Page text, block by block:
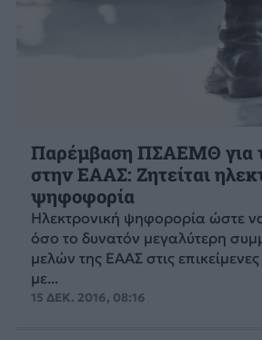
Παρέμβαση ΠΣΑΕΜΘ για
στην ΕΑΑΣ: Ζητείται
ψηφοφορία
Ηλεκτρονική ψηφορορία ώστε να
όσο το δυνατόν μεγαλύτερη
μελών της ΕΑΑΣ στις
με...
15 ΔΕΚ. 2016, 08:16